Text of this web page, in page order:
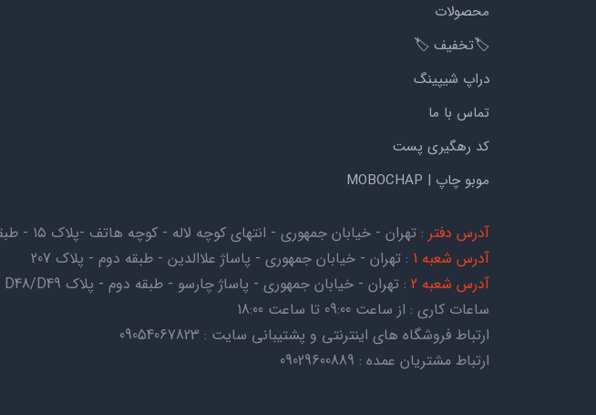
محصولات
🏷️تخفیف 🏷️
دراپ شیپینگ
تماس با ما
کد رهگیری پست
موبو چاپ | MOBOCHAP
آدرس دفتر : تهران - خیابان جمهوری - انتهای کوچه لاله - کوچه هاتف -پلاک ۱۵ - طبقه اول - واحد ۱
آدرس شعبه 1
: تهران - خیابان جمهوری - پاساژ علاالدین - طبقه دوم - پلاک 207
آدرس شعبه 2
: تهران - خیابان جمهوری - پاساژ چارسو - طبقه دوم - پلاک D48/D49
ساعات کاری : از ساعت 09:00 تا ساعت 18:00
ارتباط فروشگاه های اینترنتی و پشتیبانی سایت : 09054067823
ارتباط مشتریان عمده : 09029600889